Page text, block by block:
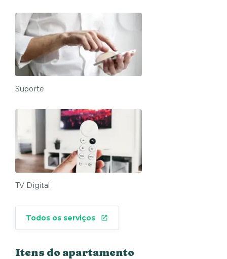
Suporte
TV Digital
Todos os serviços
Itens do apartamento